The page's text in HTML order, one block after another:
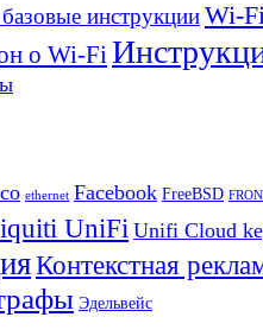
инструкцииWi-
о Wi-Fi
ethernet Facebook FreeBSD
UniFi Unifi Cloud
Контекстная
Эдельвейс